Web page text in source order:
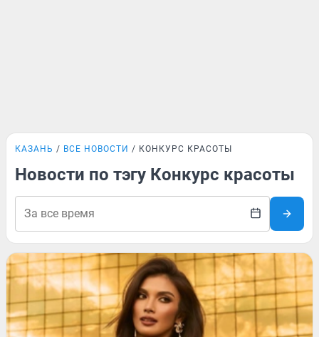
КАЗАНЬ ВСЕ НОВОСТИ КОНКУРС КРАСОТЫ
Новости по тэгу Конкурс красоты